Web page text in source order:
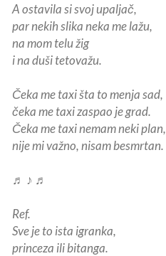
A ostavila si svoj upaljač,
par nekih slika neka me lažu,
na mom telu žig
i na duši tetovažu.
Čeka me taxi šta to menja sad,
čeka me taxi zaspao je grad.
Čeka me taxi nemam neki plan,
nije mi važno, nisam besmrtan.
♬ ♪ ♬
Ref.
Sve je to ista igranka,
princeza ili bitanga.